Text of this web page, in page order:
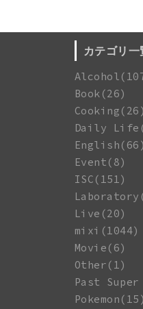
カテゴリ一
Book(26)
Cooking(26)
Daily
English(66)
Event(8)
ISC(151)
Live(20)
mixi(1044)
Movie(6)
Other(1)
Past
Pokemon(15)